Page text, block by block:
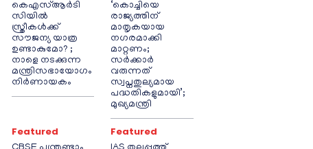
കെഎസ്ആർടി
സിയിൽ
സ്ത്രീകൾക്ക്
സൗജന്യ യാത്ര
ഉണ്ടാകുമോ? ;
നാളെ നടക്കുന്ന
മന്ത്രിസഭായോഗം
നിർണായകം
‘കൊച്ചിയെ
രാജ്യത്തിന്
മാതൃകയായ
നഗരമാക്കി
മാറ്റണം;
സർക്കാർ
വരുന്നത്
സ്വപ്നതുല്യമായ
പദ്ധതികളുമായി’;
മുഖ്യമന്ത്രി
Featured Featured